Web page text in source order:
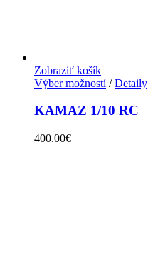
Zobraziť košík
Výber možností/ Detaily
KAMAZ 1/10 RC
400.00€